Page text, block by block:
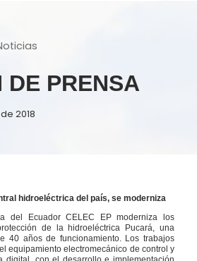
DE PRENSA
2018
hidroeléctrica del país, se moderniza
del Ecuador CELEC EP moderniza los
de la hidroeléctrica Pucará, una
40 años de funcionamiento. Los trabajos
equipamiento electromecánico de control y